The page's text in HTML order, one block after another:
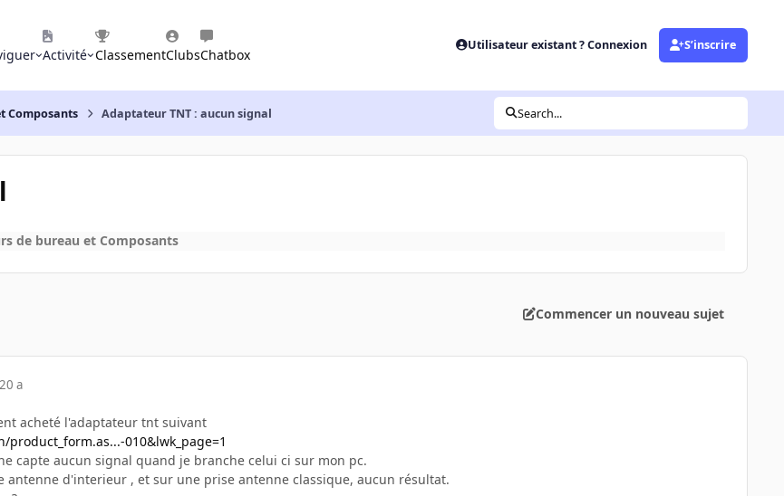
Activité ClassementClubsChatbox
Utilisateur existant ? Connexion S’inscrire
Composants Adaptateur TNT : aucun signal Search...
de bureau et Composants
Commencer un nouveau sujet
20 a
acheté l'adaptateur tnt suivant
010&lwk_page=1
capte aucun signal quand je branche celui ci sur mon pc.
antenne d'interieur , et sur une prise antenne classique, aucun résultat.